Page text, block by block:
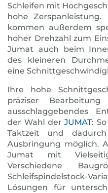
Schleifen mit
hohe Zer­spanleistung.
kommen außerdem
hoher Drehzahl zum
Jumat auch beim
des kleineren
eine
Ihre hohe
präziser
ausschlaggebendes
der Wahl derJUMAT:
Taktzeit und
Ausbringung möglich.
Jumat mit
Verschiedene
Schleifspindelstock-
Lösungen für